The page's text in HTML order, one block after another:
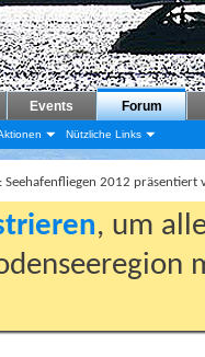
Events Forum
Nützliche Links
Seehafenfliegen 2012 präsentiert
, um